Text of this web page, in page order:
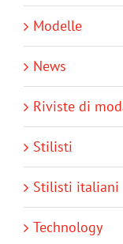
Modelle
News
Riviste di
Stilisti
Stilisti italiani
Technology